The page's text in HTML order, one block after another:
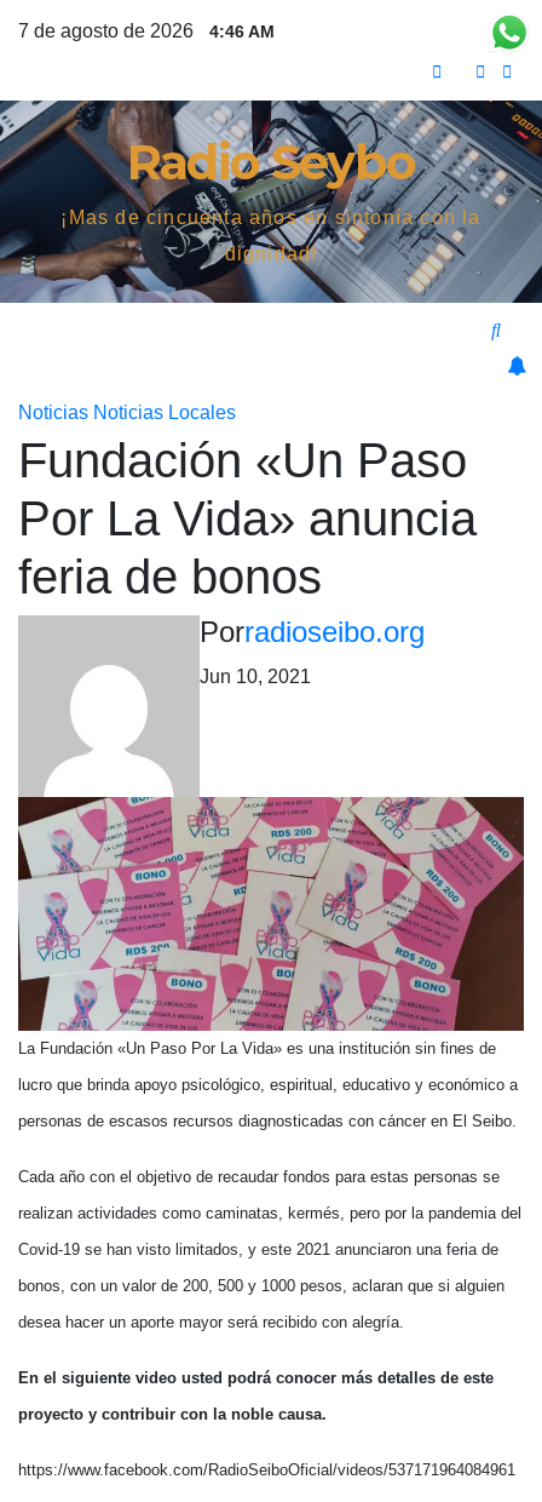
7 de agosto de 2026 4:46 AM
Radio Seybo
¡Mas de cincuenta años en sintonía con la
dignidad!
Noticias Noticias Locales
Fundación «Un Paso
Por La Vida» anuncia
feria de bonos
Porradioseibo.org
Jun 10, 2021
La Fundación «Un Paso Por La Vida» es una institución sin fines de
lucro que brinda apoyo psicológico, espiritual, educativo y económico a
personas de escasos recursos diagnosticadas con cáncer en El Seibo.
Cada año con el objetivo de recaudar fondos para estas personas se
realizan actividades como caminatas, kermés, pero por la pandemia del
Covid-19 se han visto limitados, y este 2021 anunciaron una feria de
bonos, con un valor de 200, 500 y 1000 pesos, aclaran que si alguien
desea hacer un aporte mayor será recibido con alegría.
En el siguiente video usted podrá conocer más detalles de este
proyecto y contribuir con la noble causa.
https://www.facebook.com/RadioSeiboOficial/videos/537171964084961